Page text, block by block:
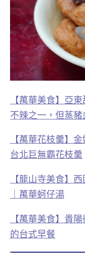
【萬華美食】亞
不辣之一，但蒸豬
【萬華花枝羹】
台北巨無霸花枝羹
【龍山寺美食】
｜萬華蚵仔湯
【萬華美食】貴
的台式早餐